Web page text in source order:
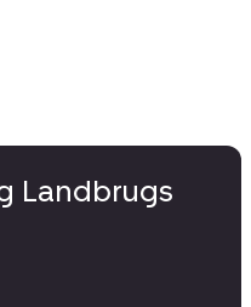
Landbrugs